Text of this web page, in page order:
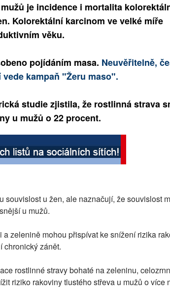
je incidence i mortalita
Kolorektální karcinom ve velké míře
věku.
pojídáním masa. Neuvěřitelně,
kampaň "Žeru maso".
studie zjistila, že rostlinná strava
u mužů o 22 procent.
souvislost u žen, ale naznačují, že souvislost
u mužů.
zelenině mohou přispívat ke snížení rizika
chronický zánět.
rostlinné stravy bohaté na zeleninu,
riziko rakoviny tlustého střeva u mužů o více